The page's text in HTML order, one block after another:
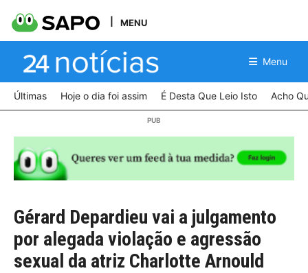
MENU
Menu
Últimas Hoje o dia foi assim É Desta Que Leio Isto Acho
Gérard Depardieu vai a julgamento
por alegada violação e agressão
sexual da atriz Charlotte Arnould